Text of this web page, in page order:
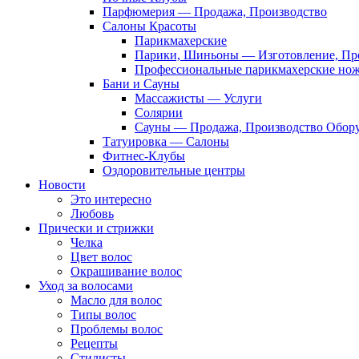
Парфюмерия — Продажа, Производство
Салоны Красоты
Парикмахерские
Парики, Шиньоны — Изготовление,
Профессиональные парикмахерские
Бани и Сауны
Массажисты — Услуги
Солярии
Сауны — Продажа, Производство
Татуировка — Салоны
Фитнес-Клубы
Оздоровительные центры
Новости
Это интересно
Любовь
Прически и стрижки
Челка
Цвет волос
Окрашивание волос
Уход за волосами
Масло для волос
Типы волос
Проблемы волос
Рецепты